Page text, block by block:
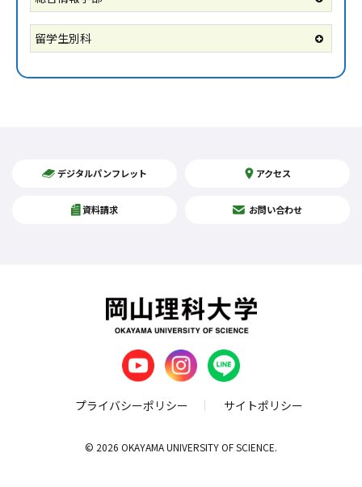
留学生別科
デジタルパンフレット アクセス
資料請求 お問い合わせ
プライバシーポリシー サイトポリシー
© 2026 OKAYAMA UNIVERSITY OF SCIENCE.